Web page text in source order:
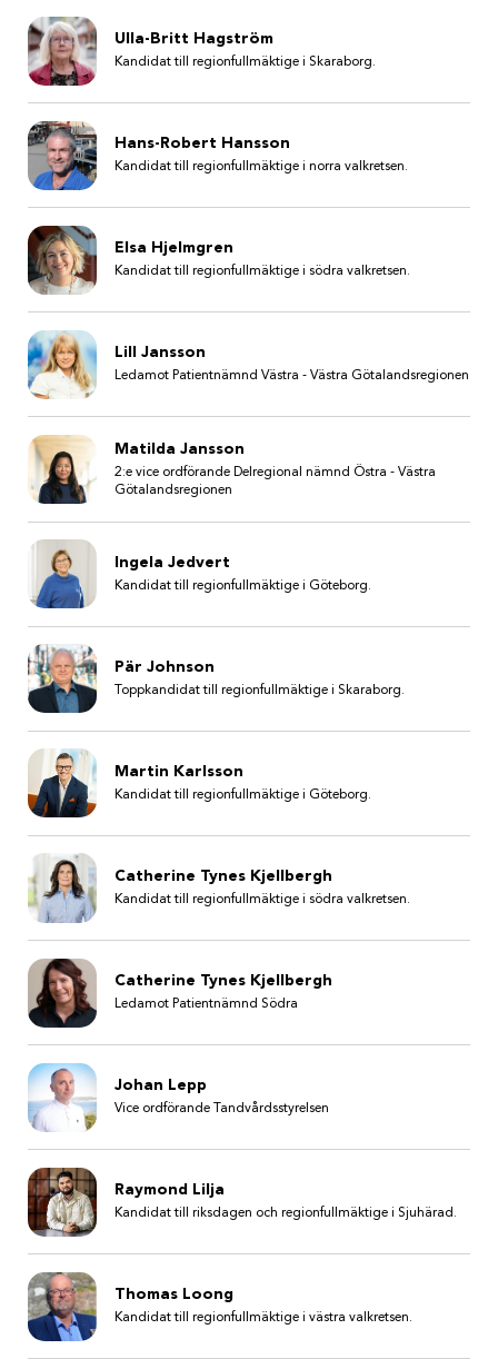
Ulla-Britt Hagström
Kandidat till regionfullmäktige i Skaraborg.
Hans-Robert Hansson
Kandidat till regionfullmäktige i norra valkretsen.
Elsa Hjelmgren
Kandidat till regionfullmäktige i södra valkretsen.
Lill Jansson
Ledamot Patientnämnd Västra - Västra Götalandsregionen
Matilda Jansson
2:e vice ordförande Delregional nämnd Östra - Västra
Götalandsregionen
Ingela Jedvert
Kandidat till regionfullmäktige i Göteborg.
Pär Johnson
Toppkandidat till regionfullmäktige i Skaraborg.
Martin Karlsson
Kandidat till regionfullmäktige i Göteborg.
Catherine Tynes Kjellbergh
Kandidat till regionfullmäktige i södra valkretsen.
Catherine Tynes Kjellbergh
Ledamot Patientnämnd Södra
Johan Lepp
Vice ordförande Tandvårdsstyrelsen
Raymond Lilja
Kandidat till riksdagen och regionfullmäktige i Sjuhärad.
Thomas Loong
Kandidat till regionfullmäktige i västra valkretsen.